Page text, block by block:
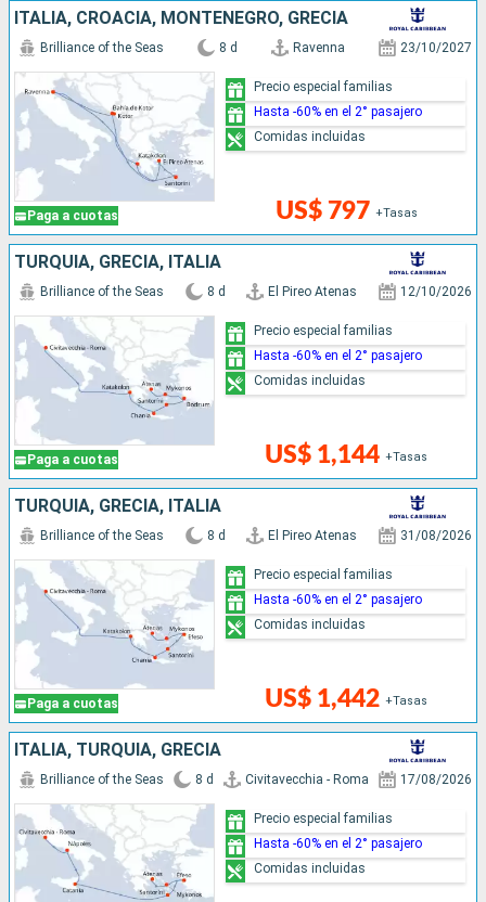
ITALIA, CROACIA, MONTENEGRO, GRECIA
Paga a cuotas
Brilliance of the Seas 8 d Ravenna 23/10/2027
US$ 797 +Tasas
Precio especial familias
Hasta -60% en el 2° pasajero
Comidas incluidas
TURQUÍA, GRECIA, ITALIA
Paga a cuotas
Brilliance of the Seas 8 d El Pireo Atenas 12/10/2026
US$ 1,144 +Tasas
Precio especial familias
Hasta -60% en el 2° pasajero
Comidas incluidas
TURQUÍA, GRECIA, ITALIA
Paga a cuotas
Brilliance of the Seas 8 d El Pireo Atenas 31/08/2026
US$ 1,442 +Tasas
Precio especial familias
Hasta -60% en el 2° pasajero
Comidas incluidas
ITALIA, TURQUÍA, GRECIA
Brilliance of the Seas 8 d Civitavecchia - Roma 17/08/2026
Precio especial familias
Hasta -60% en el 2° pasajero
Comidas incluidas